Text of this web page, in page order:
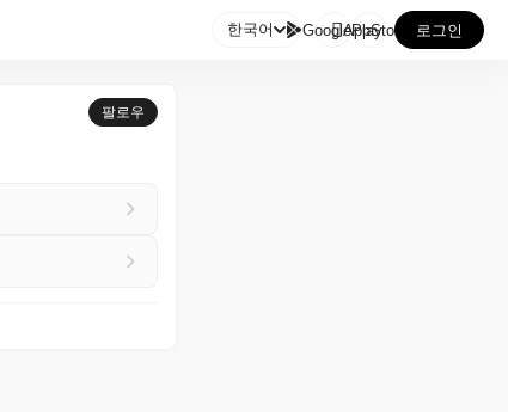
한국어 GooglePlay
AppStore 로그인
팔로우